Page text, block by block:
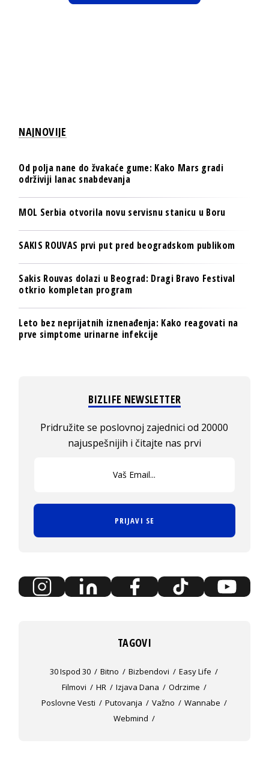
NAJNOVIJE
Od polja nane do žvakaće gume: Kako Mars gradi
održiviji lanac snabdevanja
MOL Serbia otvorila novu servisnu stanicu u Boru
SAKIS ROUVAS prvi put pred beogradskom publikom
Sakis Rouvas dolazi u Beograd: Dragi Bravo Festival
otkrio kompletan program
Leto bez neprijatnih iznenađenja: Kako reagovati na
prve simptome urinarne infekcije
BIZLIFE NEWSLETTER
Pridružite se poslovnoj zajednici od 20000
najuspešnijih i čitajte nas prvi
PRIJAVI SE
TAGOVI
30 Ispod 30 Bitno Bizbendovi
Easy Life
Filmovi
HR Izjava Dana
Odrzime
Poslovne Vesti
Putovanja Važno
Wannabe
Webmind